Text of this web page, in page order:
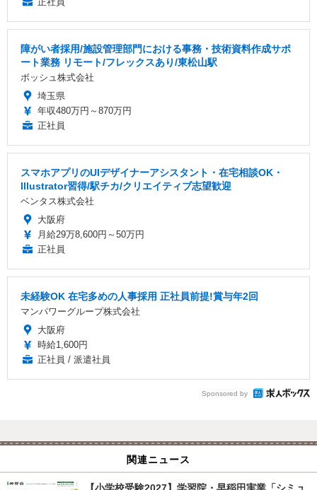
障がい者採用/施設管理部門における事務・技術資料作成サポ
ート業務 リモート/フレックスあり/東松山駅
ボッシュ株式会社
埼玉県
年収480万円～870万円
正社員
スマホアプリのUIデザイナーアシスタント・在宅相談OK・
Illustrator習得/駅チカ/クリエイティブ志望歓迎
ベンタス株式会社
大阪府
月給29万8,600円～50万円
正社員
未経験OK 在宅多めの人事採用 正社員前提!賞与年2回
マンパワーグループ株式会社
大阪府
時給1,600円
正社員 / 派遣社員
Sponsored by
関連ニュース